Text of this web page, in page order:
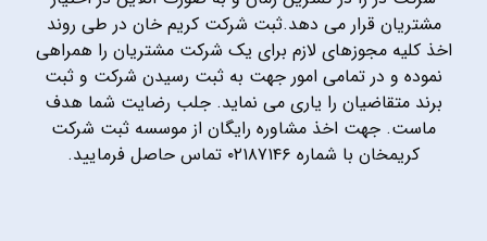
مشتریان قرار می دهد.ثبت شرکت کریم خان در طی روند
اخذ کلیه مجوزهای لازم برای یک شرکت مشتریان را همراهی
نموده و در تمامی امور جهت به ثبت رسیدن شرکت و ثبت
برند متقاضیان را یاری می نماید. جلب رضایت شما هدف
ماست. جهت اخذ مشاوره رایگان از موسسه ثبت شرکت
کریمخان با شماره ۰۲۱۸۷۱۴۶ تماس حاصل فرمایید.